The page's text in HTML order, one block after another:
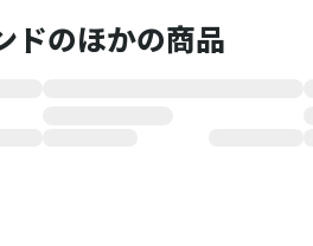
ドのほかの商品